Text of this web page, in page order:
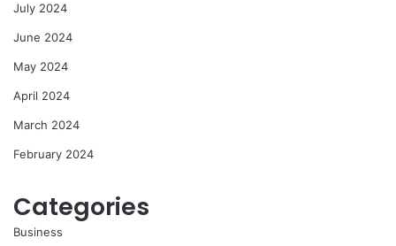
July 2024
June 2024
May 2024
April 2024
March 2024
February 2024
Categories
Business